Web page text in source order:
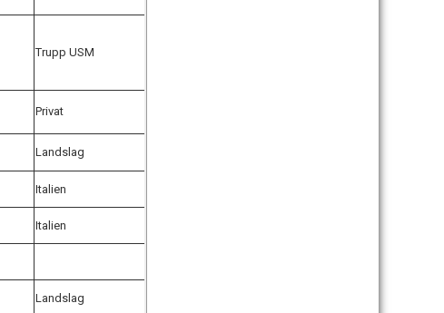
Trupp USM
Privat
Landslag
Italien
Italien
Landslag